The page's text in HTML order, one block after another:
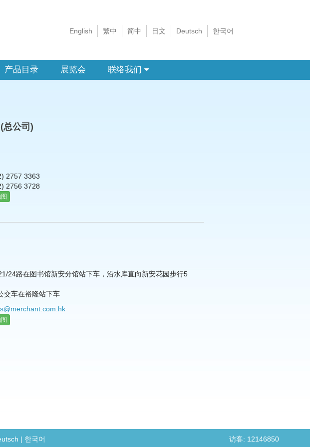
English 繁中 简中 日文 Deutsch 한국어
产品目录 展览会 联络我们
总公司)
2757 3363
2756 3728
24路在图书馆新安分馆站下车，沿水库直向新安花园步行5
交车在裕隆站下车
| 한국어 访客: 12146850